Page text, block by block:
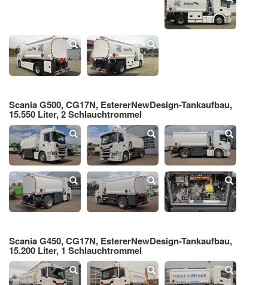
Scania G500, CG17N, EstererNewDesign-Tankaufbau,
15.550 Liter, 2 Schlauchtrommel
Scania G450, CG17N, EstererNewDesign-Tankaufbau,
15.200 Liter, 1 Schlauchtrommel